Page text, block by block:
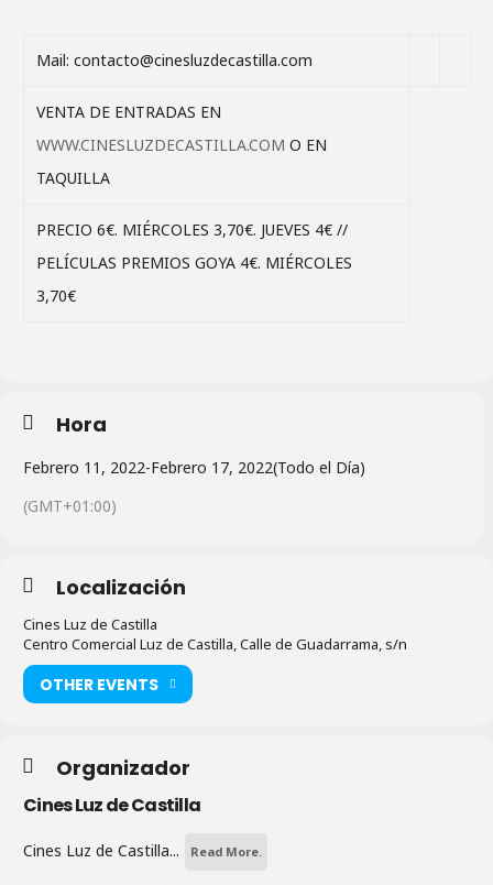
Mail: contacto@cinesluzdecastilla.com
VENTA DE ENTRADAS EN
WWW.CINESLUZDECASTILLA.COM O EN
TAQUILLA
PRECIO 6€. MIÉRCOLES 3,70€. JUEVES 4€ //
PELÍCULAS PREMIOS GOYA 4€. MIÉRCOLES
3,70€
Hora
Febrero 11, 2022-Febrero 17, 2022(Todo el Día)
(GMT+01:00)
Localización
Cines Luz de Castilla
Centro Comercial Luz de Castilla, Calle de Guadarrama, s/n
OTHER EVENTS
Organizador
Cines Luz de Castilla
Cines Luz de Castilla... Read More.